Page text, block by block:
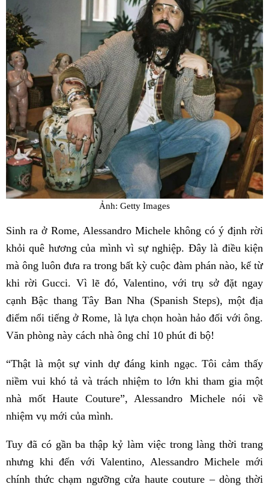
Ảnh: Getty Images
Sinh ra ở Rome, Alessandro Michele không có ý định rời
khỏi quê hương của mình vì sự nghiệp. Đây là điều kiện
mà ông luôn đưa ra trong bất kỳ cuộc đàm phán nào, kể từ
khi rời Gucci. Vì lẽ đó, Valentino, với trụ sở đặt ngay
cạnh Bậc thang Tây Ban Nha (Spanish Steps), một địa
điểm nổi tiếng ở Rome, là lựa chọn hoàn hảo đối với ông.
Văn phòng này cách nhà ông chỉ 10 phút đi bộ!
“Thật là một sự vinh dự đáng kinh ngạc. Tôi cảm thấy
niềm vui khó tả và trách nhiệm to lớn khi tham gia một
nhà mốt Haute Couture”, Alessandro Michele nói về
nhiệm vụ mới của mình.
Tuy đã có gần ba thập kỷ làm việc trong làng thời trang
nhưng khi đến với Valentino, Alessandro Michele mới
chính thức chạm ngưỡng cửa haute couture – dòng thời